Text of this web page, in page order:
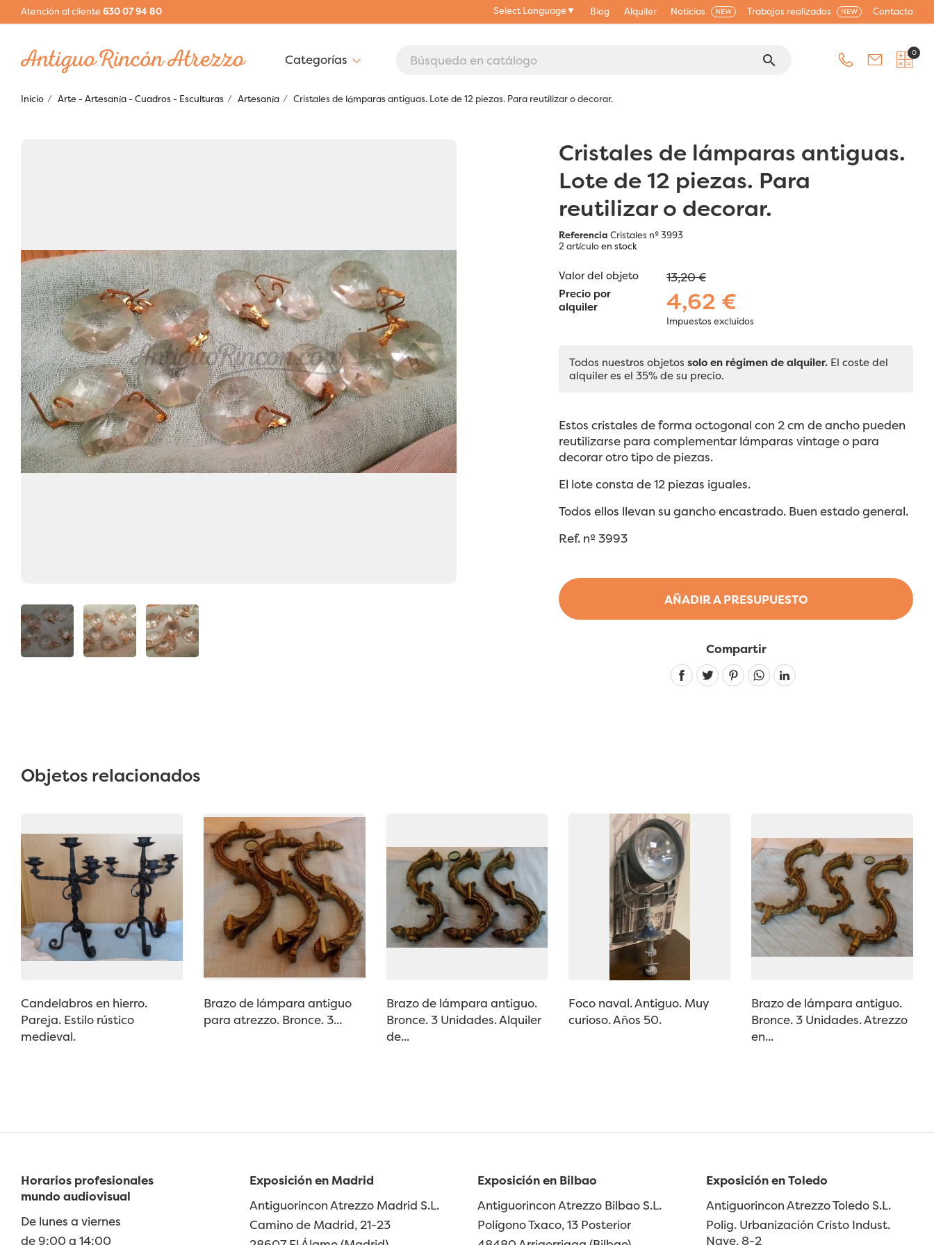
Atención al cliente630 07 94 80 Select Language▼ Blog Alquiler Noticias NEW Trabajos realizados NEW Contacto
search 0
Inicio Arte - Artesanía - Cuadros - Esculturas Artesanía Cristales de lámparas antiguas. Lote de 12 piezas. Para reutilizar o decorar.
Cristales de lámparas antiguas.
Lote de 12 piezas. Para
reutilizar o decorar.
Referencia Cristales nº 3993
2 artículoen stock
AÑADIR A PRESUPUESTO
Valor del objeto 13,20 €
Precio por
alquiler
4,62 €
Impuestos excluidos
Todos nuestros objetos solo en régimen de alquiler. El coste del
alquiler es el 35% de su precio.
Estos cristales de forma octogonal con 2 cm de ancho pueden
reutilizarse para complementar lámparas vintage o para
decorar otro tipo de piezas.
El lote consta de 12 piezas iguales.
Todos ellos llevan su gancho encastrado. Buen estado general.
Ref. nº 3993
Compartir
Linkedin
Objetos relacionados
Candelabros en hierro.
Pareja. Estilo rústico
medieval.
Brazo de lámpara antiguo
para atrezzo. Bronce. 3...
Brazo de lámpara antiguo.
Bronce. 3 Unidades. Alquiler
de...
Foco naval. Antiguo. Muy
curioso. Años 50.
Brazo de lámpara antiguo.
Bronce. 3 Unidades. Atrezzo
en...
Horarios profesionales
mundo audiovisual
De lunes a viernes
de 9:00 a 14:00
Exposición en Madrid
Antiguorincon Atrezzo Madrid S.L.
Camino de Madrid, 21-23
Exposición en Bilbao
Antiguorincon Atrezzo Bilbao S.L.
Polígono Txaco, 13 Posterior
Exposición en Toledo
Antiguorincon Atrezzo Toledo S.L.
Polig. Urbanización Cristo Indust.
Nave, 8-2